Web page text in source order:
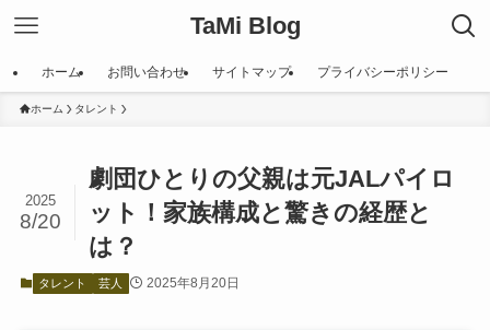
TaMi Blog
ホーム お問い合わせ サイトマップ プライバシーポリシー
ホーム タレント
劇団ひとりの父親は元JALパイロ
ット！家族構成と驚きの経歴と
は？
2025
8/20
タレント 芸人 2025年8月20日